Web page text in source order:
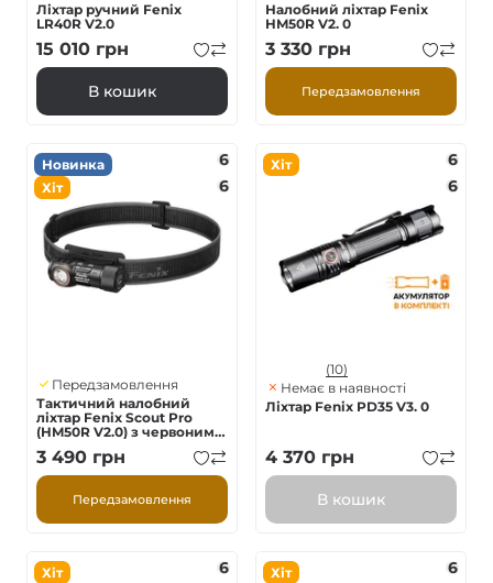
Ліхтар ручний Fenix
LR40R V2.0
15 010 грн
В кошик
Налобний ліхтар Fenix
HM50R V2. 0
3 330 грн
Передзамовлення
Новинка
Хіт
6
6
Передзамовлення
Тактичний налобний
ліхтар Fenix Scout Pro
(HM50R V2.0) з червоним
та зеленим світлом |
Лімітована серія
3 490 грн
Передзамовлення
Хіт
6
6
(10)
Немає в наявності
Ліхтар Fenix PD35 V3. 0
4 370 грн
В кошик
Хіт
6
Хіт
6